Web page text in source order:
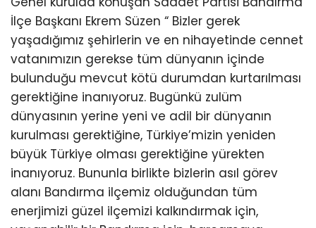
İlçe Başkanı Ekrem Süzen “ Bizler gerek
yaşadığımız şehirlerin ve en nihayetinde cennet
vatanımızın gerekse tüm dünyanın içinde
bulunduğu mevcut kötü durumdan kurtarılması
gerektiğine inanıyoruz. Bugünkü zulüm
dünyasının yerine yeni ve adil bir dünyanın
kurulması gerektiğine, Türkiye’mizin yeniden
büyük Türkiye olması gerektiğine yürekten
inanıyoruz. Bununla birlikte bizlerin asıl görev
alanı Bandırma ilçemiz olduğundan tüm
enerjimizi güzel ilçemizi kalkındırmak için,